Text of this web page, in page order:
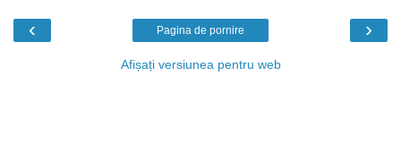
‹ ›
Pagina de pornire
Afișați versiunea pentru web